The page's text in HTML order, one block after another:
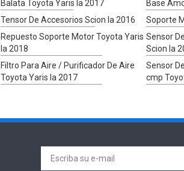
Balata Toyota Yaris Ia 2017 Base
Tensor De Accesorios Scion Ia 2016 Soporte
Repuesto Soporte Motor Toyota Yaris
Ia 2018
Sensor
Scion Ia
Filtro Para Aire / Purificador De Aire
Toyota Yaris Ia 2017
Sensor
cmp